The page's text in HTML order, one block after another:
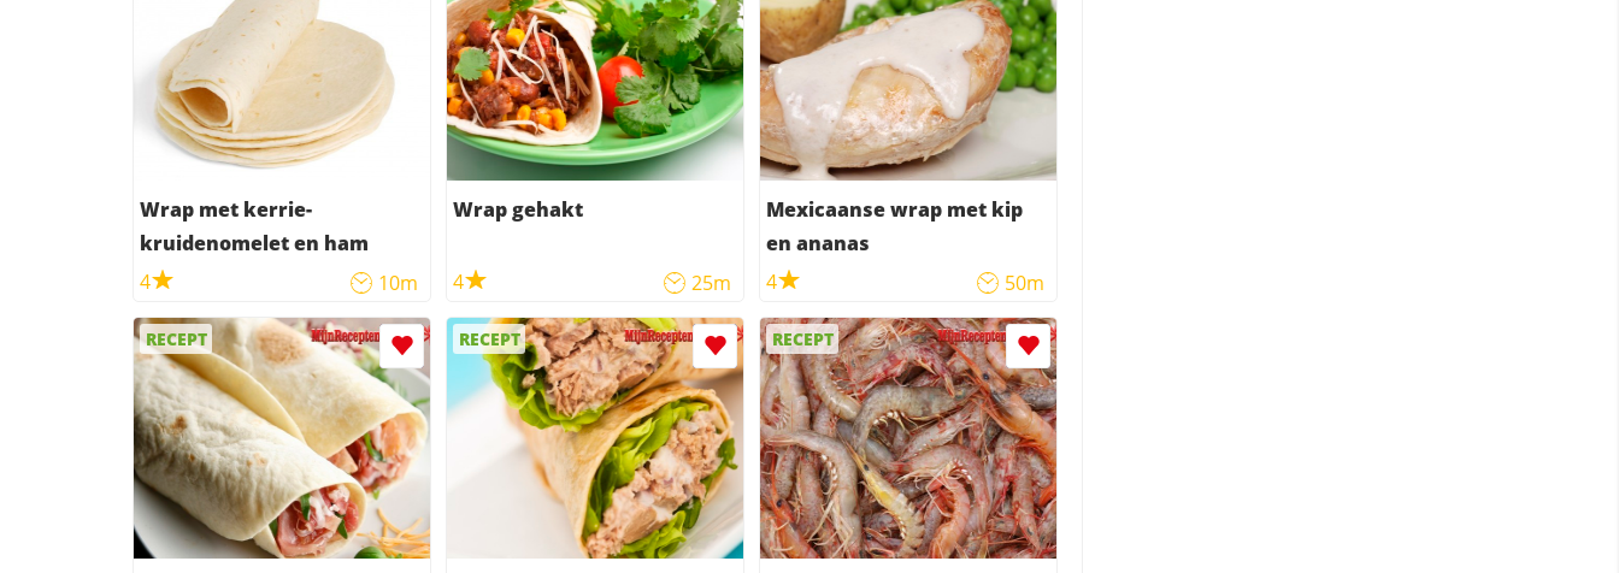
Wrap met kerrie-
kruidenomelet en ham
4
10m
Wrap gehakt
4 25m
Mexicaanse wrap met kip
en ananas
4
50m
RECEPT RECEPT RECEPT